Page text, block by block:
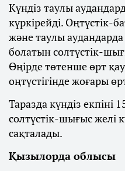
Күндіз таулы
күркірейді. Оңтүстік-
және таулы аудандарда
болатын солтүстік-
Өңірде төтенше өрт
оңтүстігінде жоғары
Таразда күндіз екпіні
солтүстік-шығыс желі
сақталады.
Қызылорда облысы